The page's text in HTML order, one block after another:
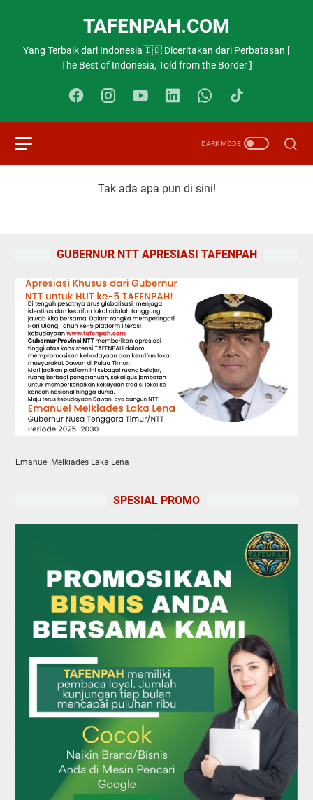
TAFENPAH.COM
Yang Terbaik dari Indonesia🇮🇩 Diceritakan dari Perbatasan [
The Best of Indonesia, Told from the Border ]
Tak ada apa pun di sini!
GUBERNUR NTT APRESIASI TAFENPAH
Emanuel Melkiades Laka Lena
SPESIAL PROMO